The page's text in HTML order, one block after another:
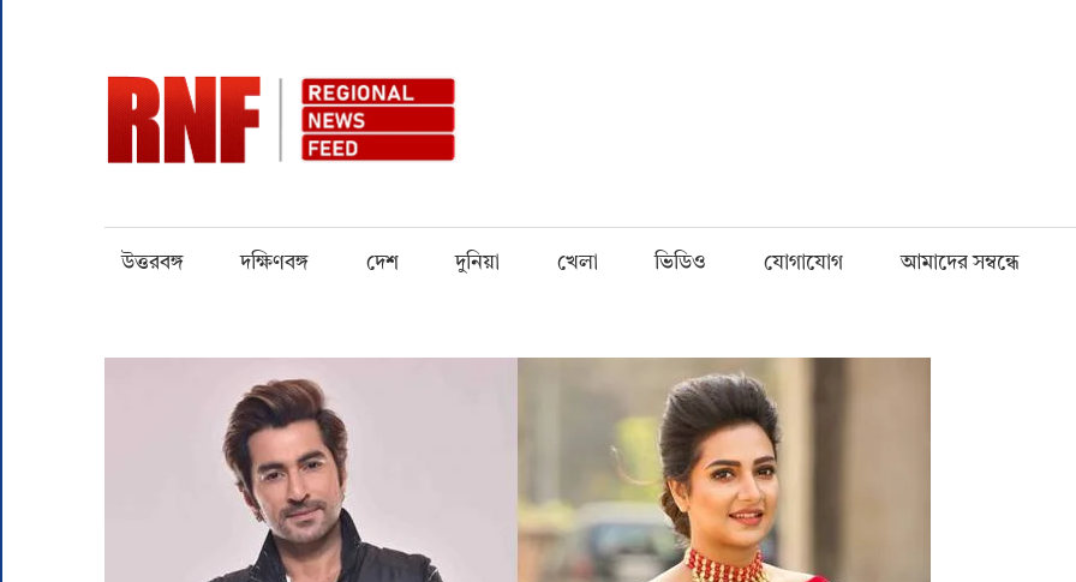
content
Quantity
উত্তরবঙ্গ দক্ষিণবঙ্গ দেশ দুনিয়া খেলা ভিডিও যোগাযোগ আমাদের সম্বন্ধে